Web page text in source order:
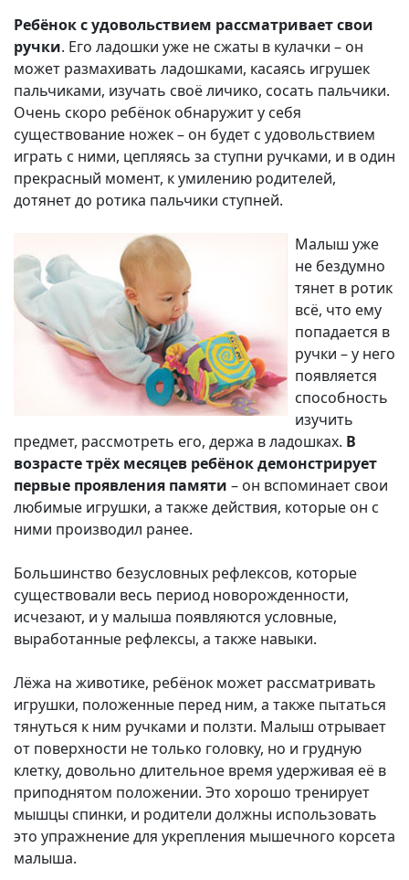
Ребёнок с удовольствием рассматривает свои
ручки. Его ладошки уже не сжаты в кулачки – он
может размахивать ладошками, касаясь игрушек
пальчиками, изучать своё личико, сосать пальчики.
Очень скоро ребёнок обнаружит у себя
существование ножек – он будет с удовольствием
играть с ними, цепляясь за ступни ручками, и в один
прекрасный момент, к умилению родителей,
дотянет до ротика пальчики ступней.
Малыш уже
не бездумно
тянет в ротик
всё, что ему
попадается в
ручки – у него
появляется
способность
изучить
предмет, рассмотреть его, держа в ладошках. В
возрасте трёх месяцев ребёнок демонстрирует
первые проявления памяти – он вспоминает свои
любимые игрушки, а также действия, которые он с
ними производил ранее.
Большинство безусловных рефлексов, которые
существовали весь период новорожденности,
исчезают, и у малыша появляются условные,
выработанные рефлексы, а также навыки.
Лёжа на животике, ребёнок может рассматривать
игрушки, положенные перед ним, а также пытаться
тянуться к ним ручками и ползти. Малыш отрывает
от поверхности не только головку, но и грудную
клетку, довольно длительное время удерживая её в
приподнятом положении. Это хорошо тренирует
мышцы спинки, и родители должны использовать
это упражнение для укрепления мышечного корсета
малыша.